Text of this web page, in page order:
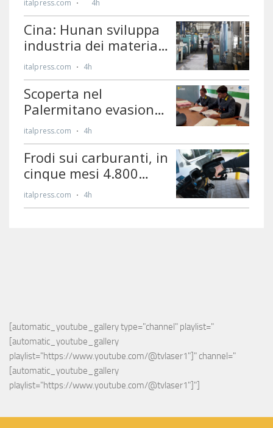
[automatic_youtube_gallery type="channel" playlist="
[automatic_youtube_gallery
playlist="https://www.youtube.com/@tvlaser1"]" channel="
[automatic_youtube_gallery
playlist="https://www.youtube.com/@tvlaser1"]"]